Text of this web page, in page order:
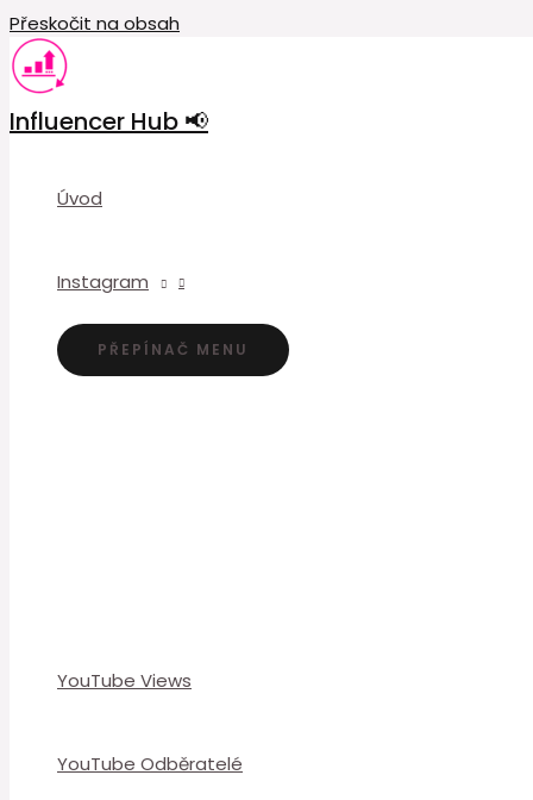
Přeskočit na obsah
Influencer Hub 📢
Úvod
Instagram
PŘEPÍNAČ MENU
YouTube Views
YouTube Odběratelé